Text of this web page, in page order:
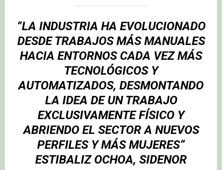
“LA INDUSTRIA HA EVOLUCIONADO
DESDE TRABAJOS MÁS MANUALES
HACIA ENTORNOS CADA VEZ MÁS
TECNOLÓGICOS Y
AUTOMATIZADOS, DESMONTANDO
LA IDEA DE UN TRABAJO
EXCLUSIVAMENTE FÍSICO Y
ABRIENDO EL SECTOR A NUEVOS
PERFILES Y MÁS MUJERES”
ESTIBALIZ OCHOA, SIDENOR